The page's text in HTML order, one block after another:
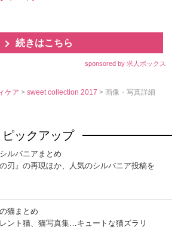
続きはこちら
sponsored by 求人ボックス
ケア>sweet collection 2017> 画像・写真詳細
ピックアップ
ルバニアまとめ
の刃』の再現ほか、人気のシルバニア投稿を
猫まとめ
ント猫、猫写真集…キュートな猫ズラリ